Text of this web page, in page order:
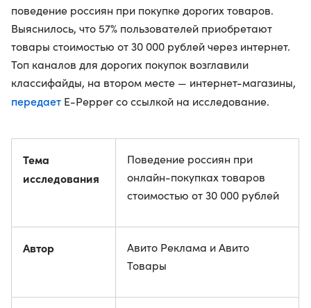
поведение россиян при покупке дорогих товаров.
Выяснилось, что 57% пользователей приобретают
товары стоимостью от 30 000 рублей через интернет.
Топ каналов для дорогих покупок возглавили
классифайды, на втором месте — интернет-магазины,
передает E-Pepper со ссылкой на исследование.
Тема
исследования
Поведение россиян при
онлайн-покупках товаров
стоимостью от 30 000 рублей
Автор
Авито Реклама и Авито
Товары